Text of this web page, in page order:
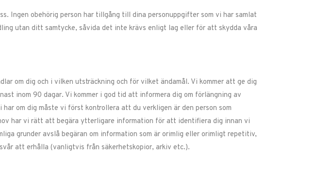
Ingen obehörig person har tillgång till dina personuppgifter som vi har samlat
utan ditt samtycke, såvida det inte krävs enligt lag eller för att skydda våra
om dig och i vilken utsträckning och för vilket ändamål. Vi kommer att ge dig
inom 90 dagar. Vi kommer i god tid att informera dig om förlängning av
om dig måste vi först kontrollera att du verkligen är den person som
har vi rätt att begära ytterligare information för att identifiera dig innan vi
grunder avslå begäran om information som är orimlig eller orimligt repetitiv,
att erhålla (vanligtvis från säkerhetskopior, arkiv etc.).